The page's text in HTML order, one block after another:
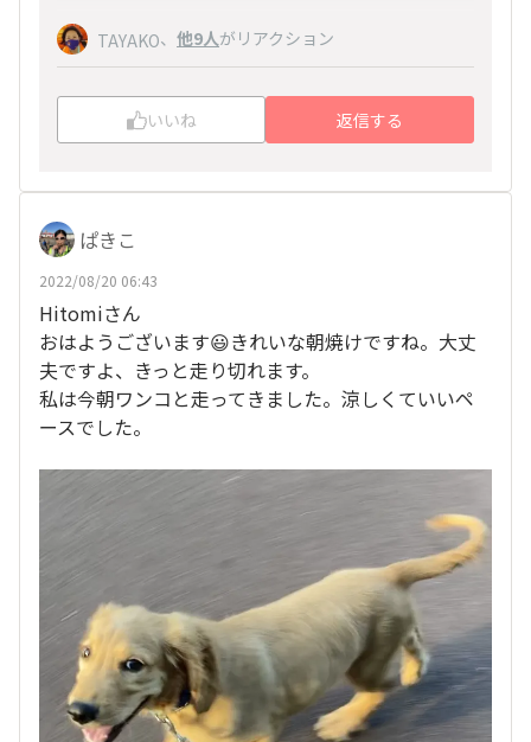
TAYAKO、 他9人がリアクション
いいね 返信する
ぱきこ
2022/08/20 06:43
Hitomiさん
おはようございます😃きれいな朝焼けですね。大丈
夫ですよ、きっと走り切れます。
私は今朝ワンコと走ってきました。涼しくていいペ
ースでした。